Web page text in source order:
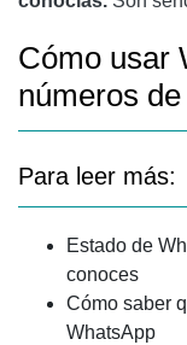
Cómo usar
números
Para leer más:
Estado de
conoces
Cómo saber
WhatsApp